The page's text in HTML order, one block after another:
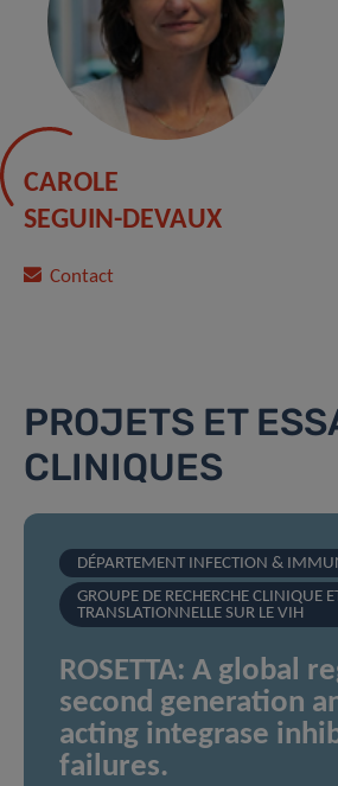
CAROLE
SEGUIN-DEVAUX
Contact
PROJETS ET
CLINIQUES
DÉPARTEMENT INFECTION &
GROUPE DE RECHERCHE CLINIQUE
TRANSLATIONNELLE SUR LE VIH
ROSETTA: A global
second generation
acting integrase
failures.